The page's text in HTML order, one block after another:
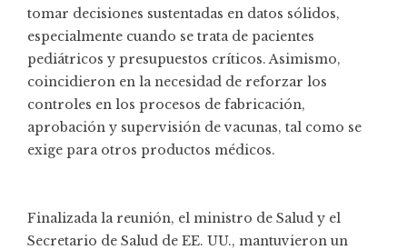
tomar decisiones sustentadas en datos sólidos,
especialmente cuando se trata de pacientes
pediátricos y presupuestos críticos. Asimismo,
coincidieron en la necesidad de reforzar los
controles en los procesos de fabricación,
aprobación y supervisión de vacunas, tal como se
exige para otros productos médicos.
Finalizada la reunión, el ministro de Salud y el
Secretario de Salud de EE. UU., mantuvieron un